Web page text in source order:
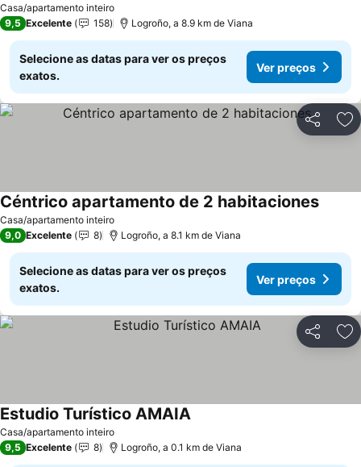
Casa/apartamento inteiro
9,5 Excelente 158 Logroño, a 8.9 km de Viana
Selecione as datas para ver os preços
exatos.
Ver preços
Partilhar
Casa/apartamento inteiro
Céntrico apartamento de 2 habitaciones
9,0 Excelente 8 Logroño, a 8.1 km de Viana
Selecione as datas para ver os preços
exatos.
Ver preços
Partilhar
Casa/apartamento inteiro
Estudio Turístico AMAIA
9,5 Excelente 8 Logroño, a 0.1 km de Viana